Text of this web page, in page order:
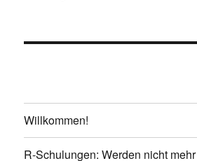
Willkommen!
R-Schulungen: Werden nicht mehr